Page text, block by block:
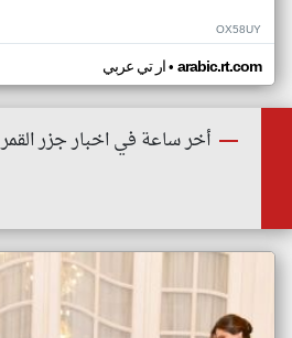
OX58UY
ار تي عربي• arabic.rt.com
أخر ساعة في اخبار جزر القمر